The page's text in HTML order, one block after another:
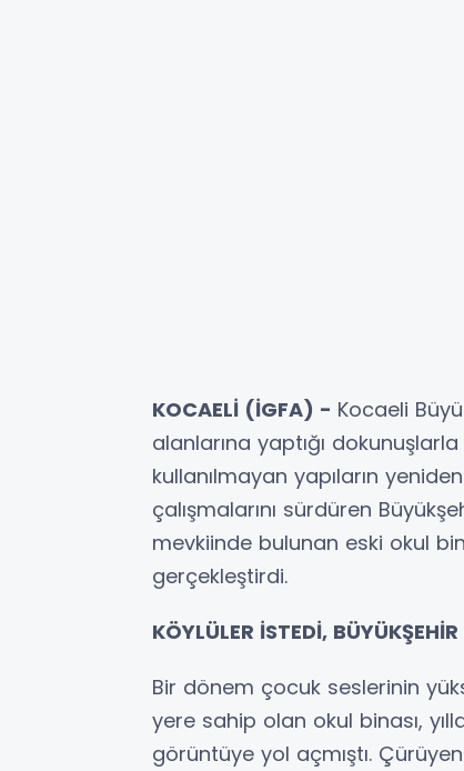
KOCAELİ (İGFA) - Kocaeli
alanlarına yaptığı
kullanılmayan yapıların
çalışmalarını sürdüren
mevkiinde bulunan eski okul
gerçekleştirdi.
KÖYLÜLER İSTEDİ,
Bir dönem çocuk seslerinin
yere sahip olan okul binası,
görüntüye yol açmıştı.